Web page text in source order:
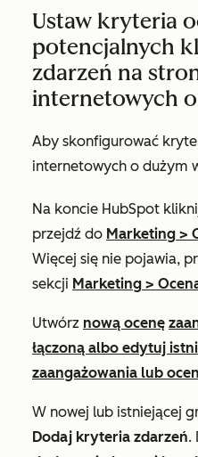
Ustaw kryteria
potencjalnych
zdarzeń na
internetowych
Aby skonfigurować
internetowych o dużym
Na koncie HubSpot
przejdź do Marketing >
Więcej się nie pojawia,
sekcji Marketing >
Utwórz nową ocenę
łączoną albo edytuj
zaangażowania lub
W nowej lub istniejącej
Dodaj kryteria zdarzeń.